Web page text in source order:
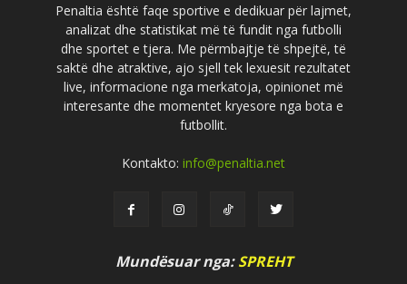
Penaltia është faqe sportive e dedikuar për lajmet,
analizat dhe statistikat më të fundit nga futbolli
dhe sportet e tjera. Me përmbajtje të shpejtë, të
saktë dhe atraktive, ajo sjell tek lexuesit rezultatet
live, informacione nga merkatoja, opinionet më
interesante dhe momentet kryesore nga bota e
futbollit.
Kontakto: info@penaltia.net
Mundësuar nga:SPREHT